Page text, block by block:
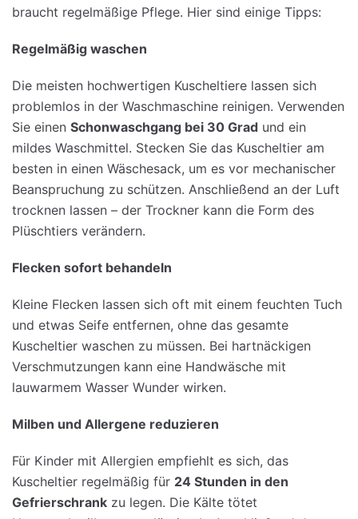
braucht regelmäßige Pflege. Hier sind einige Tipps:
Regelmäßig waschen
Die meisten hochwertigen Kuscheltiere lassen sich
problemlos in der Waschmaschine reinigen. Verwenden
Sie einen Schonwaschgang bei 30 Grad und ein
mildes Waschmittel. Stecken Sie das Kuscheltier am
besten in einen Wäschesack, um es vor mechanischer
Beanspruchung zu schützen. Anschließend an der Luft
trocknen lassen – der Trockner kann die Form des
Plüschtiers verändern.
Flecken sofort behandeln
Kleine Flecken lassen sich oft mit einem feuchten Tuch
und etwas Seife entfernen, ohne das gesamte
Kuscheltier waschen zu müssen. Bei hartnäckigen
Verschmutzungen kann eine Handwäsche mit
lauwarmem Wasser Wunder wirken.
Milben und Allergene reduzieren
Für Kinder mit Allergien empfiehlt es sich, das
Kuscheltier regelmäßig für 24 Stunden in den
Gefrierschrank zu legen. Die Kälte tötet